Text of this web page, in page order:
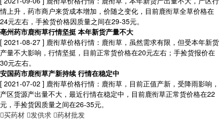
情上升，药市商户来货成本增加，价随之变化，目前鹿衔草全草价格在
24元左右，手捡货价格因质量之间在29-35元。
亳州药市鹿衔草行情坚挺 本年新货产量不大
[ 2021-08-27 ] 鹿衔草价格行情：鹿衔草，虽然需求有限，但受本年新货
产量不大影响，行情坚挺，目前正常货价格在20元左右；手捡货报价在
30元左右。
安国药市鹿衔草产新持续 行情在稳定中
[ 2021-07-02 ] 鹿衔草价格行情：鹿衔草，目前正值产新，受降雨影响，
产区货源产出量不大，最近行情在稳定中，目前鹿衔草正常货价格在22
元，手捡货因质量之间在26-35元。
买药材 发供求 药材批发